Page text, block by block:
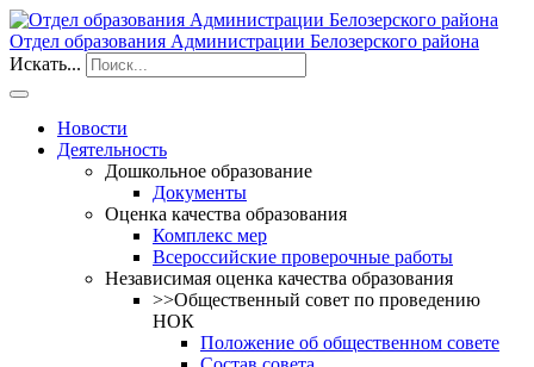
Отдел образования Администрации Белозерского района
Искать...
Новости
Деятельность
Дошкольное образование
Документы
Оценка качества образования
Комплекс мер
Всероссийские проверочные работы
Независимая оценка качества образования
>>Общественный совет по проведению
НОК
Положение об общественном совете